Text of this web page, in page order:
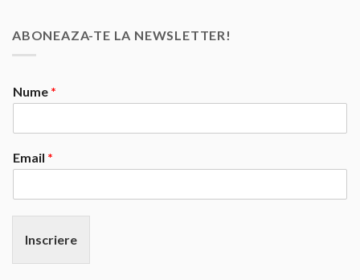
ABONEAZA-TE LA NEWSLETTER!
Nume *
Email *
Inscriere